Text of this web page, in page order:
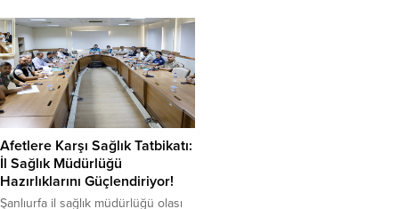
Afetlere Karşı Sağlık Tatbikatı:
İl Sağlık Müdürlüğü
Hazırlıklarını Güçlendiriyor!
Şanlıurfa il sağlık müdürlüğü olası